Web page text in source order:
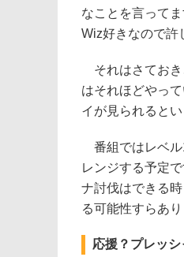
なことを言って
Wiz好きなので許
それはさておき
はそれほどやっ
イが見られると
番組ではレベル
レンジする予定
ナ討伐はできる
る可能性すらあ
応援？プレッ